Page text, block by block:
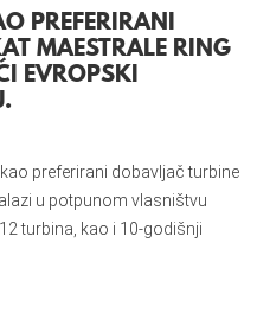
PREFERIRANI
MAESTRALE RING
EVROPSKI
kao preferirani dobavljač turbine
u potpunom vlasništvu
turbina, kao i 10-godišnji